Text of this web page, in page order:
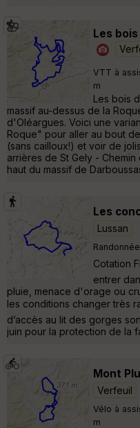
Les
VTT à
m
Les bois
massif au-dessus de la
d'Oléargues. Voici une
Roque" pour aller au bout
(sans cailloux!) et voir de
arrières de St Gely -
haut du massif de
Les
Lussan
Cotation
entrer
pluie, menace d'orage ou
les conditions changer très
d’accès au lit des gorges
juin pour la protection de la
Mont
Verfeuil
Vélo à
m